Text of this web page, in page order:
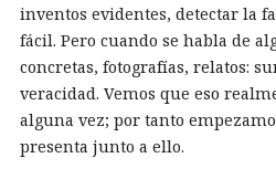
inventos evidentes, detectar la
fácil. Pero cuando se habla de
concretas, fotografías, relatos:
veracidad. Vemos que eso
alguna vez; por tanto
presenta junto a ello.